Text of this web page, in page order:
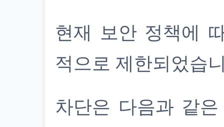
현재 보안 정책에
적으로 제한되었습
차단은 다음과 같